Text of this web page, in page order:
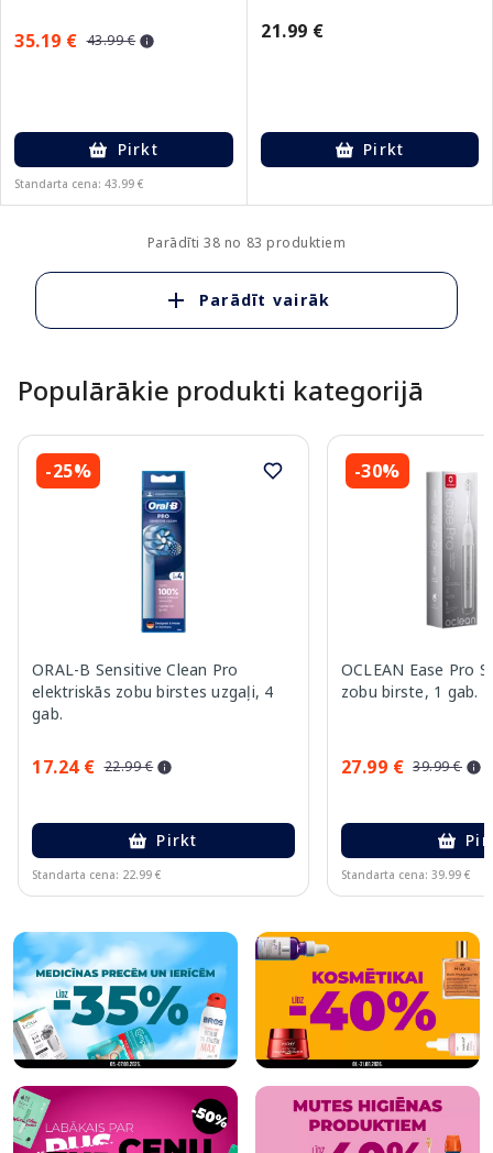
35.19 € 43.99 €
Pirkt
Standarta cena: 43.99 €
21.99 €
Pirkt
Parādīti 38 no 83 produktiem
Parādīt vairāk
Populārākie produkti kategorijā
-25%
ORAL-B Sensitive Clean Pro
elektriskās zobu birstes uzgaļi, 4
gab.
17.24 € 22.99 €
Pirkt
Standarta cena: 22.99 €
-30%
OCLEAN Ease Pro
zobu birste, 1 gab.
27.99 € 39.99 €
Standarta cena: 39.99 €